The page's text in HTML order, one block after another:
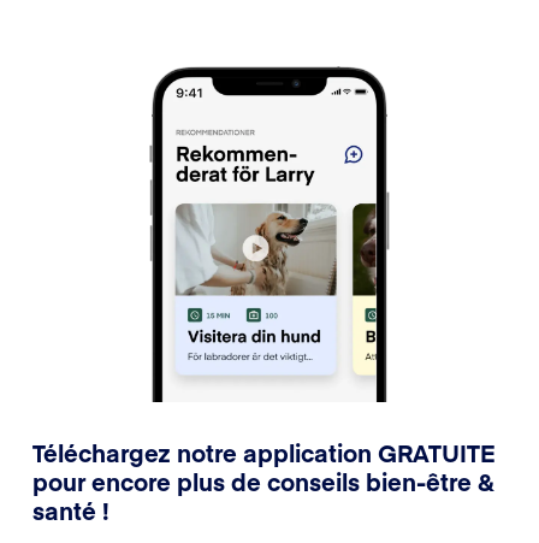
Téléchargez notre application GRATUITE
pour encore plus de conseils bien-être &
santé !